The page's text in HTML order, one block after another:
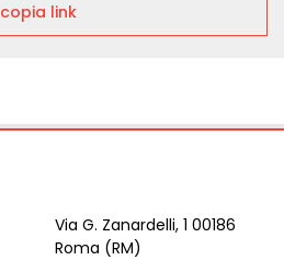
copia link
Via G. Zanardelli, 1 00186
Roma (RM)